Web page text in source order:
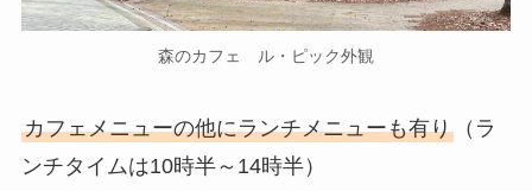
森のカフェ ル・ピック外観
カフェメニューの他にランチメニューも有り（ラ
ンチタイムは10時半～14時半）